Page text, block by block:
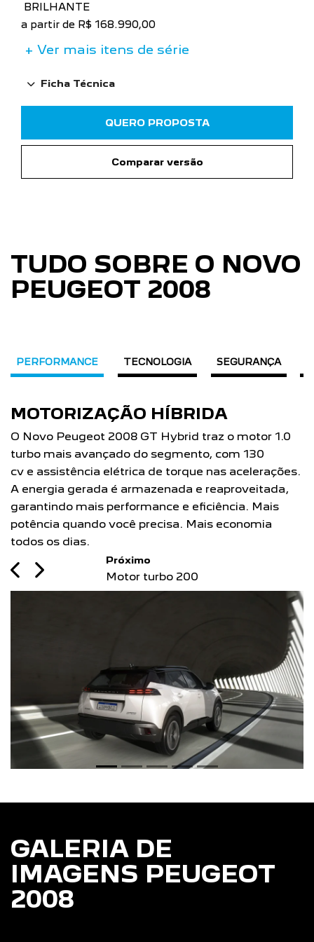
BRILHANTE
a partir de R$ 168.990,00
+ Ver mais itens de série
Ficha Técnica
QUERO PROPOSTA
Comparar versão
TUDO SOBRE O NOVO
PEUGEOT 2008
PERFORMANCE TECNOLOGIA SEGURANÇA
MOTOR TURBO 200
Potência para você ir mais longe, mais rápido. As
versões GT Hybrid T200 AT, Allure T200 AT e
Active T200 AT do Novo Peugeot 2008 com o
Motor Turbo 200 Flex com 130 cv de potência e
200 Nm de torque.
Next
Próximo
GALERIA DE
IMAGENS PEUGEOT